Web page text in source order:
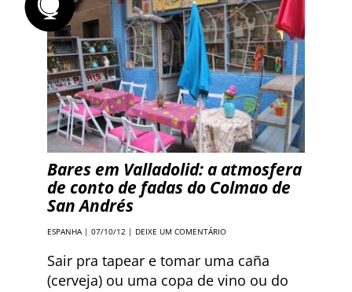
Bares em Valladolid: a atmosfera
de conto de fadas do Colmao de
San Andrés
ESPANHA| 07/10/12 | DEIXE UM COMENTÁRIO
Sair pra tapear e tomar uma caña
(cerveja) ou uma copa de vino ou do